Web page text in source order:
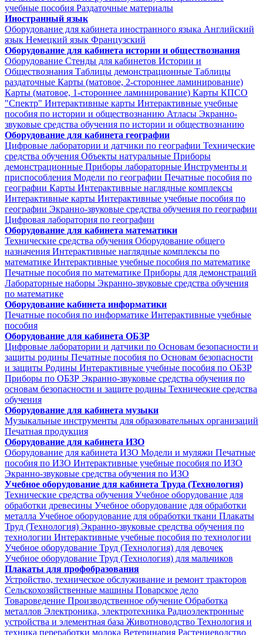
учебные пособия Раздаточные материалы
Иностранный язык
Оборудование для кабинета иностранного языка Английский
язык Немецкий язык Французский
Оборудование для кабинета истории и обществознания
Оборудование Стенды для кабинетов Истории и
Обществознания Таблицы демонстрационные Таблицы
раздаточные Карты (матовое, 2-стороннее ламинирование)
Карты (матовое, 1-стороннее ламинирование) Карты КПСО
"Спектр" Интерактивные карты Интерактивные учебные
пособия по истории и обществознанию Атласы Экранно-
звуковые средства обучения по истории и обществознанию
Оборудование для кабинета географии
Цифровые лаборатории и датчики по географии Технические
средства обучения Объекты натуральные Приборы
демонстрационные Приборы лабораторные Инструменты и
приспособления Модели по географии Печатные пособия по
географии Карты Интерактивные наглядные комплексы
Интерактивные карты Интерактивные учебные пособия по
географии Экранно-звуковые средства обучения по географии
Цифровая лаборатория по географии
Оборудование для кабинета математики
Технические средства обучения Оборудование общего
назначения Интерактивные наглядные комплексы по
математике Интерактивные учебные пособия по математике
Печатные пособия по математике Приборы для демонстраций
Лабораторные наборы Экранно-звуковые средства обучения
по математике
Оборудование кабинета информатики
Печатные пособия по информатике Интерактивные учебные
пособия
Оборудование для кабинета ОБЗР
Цифровые лаборатории и датчики по Основам безопасности и
защиты родины Печатные пособия по Основам безопасности
и защиты Родины Интерактивные учебные пособия по ОБЗР
Приборы по ОБЗР Экранно-звуковые средства обучения по
основам безопасности и защите родины Технические средства
обучения
Оборудование для кабинета музыки
Музыкальные инструменты для образовательных организаций
Печатная продукция
Оборудование для кабинета ИЗО
Оборудование для кабинета ИЗО Модели и муляжи Печатные
пособия по ИЗО Интерактивные учебные пособия по ИЗО
Экранно-звуковые средства обучения по ИЗО
Учебное оборудование для кабинета Труда (Технология)
Технические средства обучения Учебное оборудование для
обработки древесины Учебное оборудование для обработки
металла Учебное оборудование для обработки ткани Плакаты
Труд (Технология) Экранно-звуковые средства обучения по
технологии Интерактивные учебные пособия по технологии
Учебное оборудование Труд (Технология) для девочек
Учебное оборудование Труд (Технология) для мальчиков
Плакаты для профобразования
Устройство, техническое обслуживание и ремонт тракторов
Сельскохозяйственные машины Поварское дело
Товароведение Производственное обучение Обработка
металлов Электроника, электротехника Радиоэлектронные
устройства и элементная база Животноводство Технология и
техника переработки молока Ветеринария Растениеводство